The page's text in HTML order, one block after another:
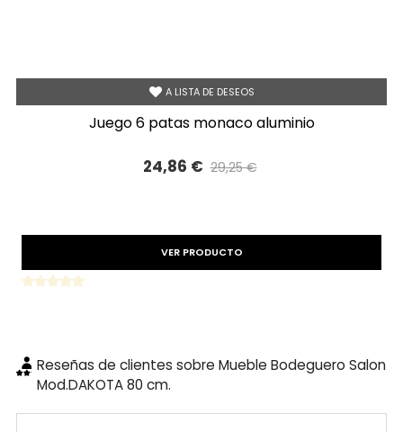
A LISTA DE DESEOS
juego 6 patas monaco aluminio
24,86 € 29,25 €
VER PRODUCTO
Reseñas de clientes sobre Mueble Bodeguero Salon
Mod.DAKOTA 80 cm.